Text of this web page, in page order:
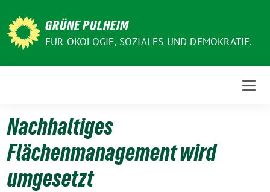
zum
Inhalt
GRÜNE PULHEIM
FÜR ÖKOLOGIE, SOZIALES UND DEMOKRATIE.
Nachhaltiges
Flächenmanagement wird
umgesetzt